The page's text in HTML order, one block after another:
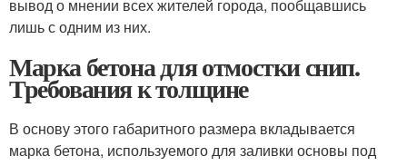
вывод о мнении всех жителей города, пообщавшись
лишь с одним из них.
Марка бетона для отмостки снип.
Требования к толщине
В основу этого габаритного размера вкладывается
марка бетона, используемого для заливки основы под